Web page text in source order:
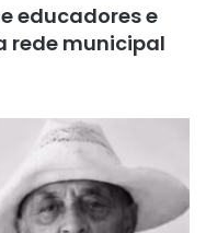
educadores e
rede municipal